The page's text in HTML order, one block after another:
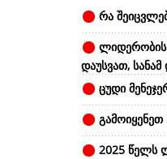
რა
ლიდერობის
დაუსვათ,
ცუდი
2025 წელს